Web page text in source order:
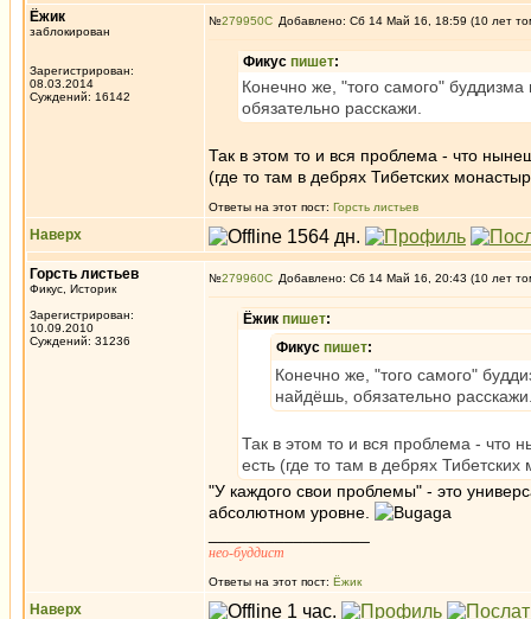
Ёжик
заблокирован
Зарегистрирован:
08.03.2014
Суждений: 16142
№279950 Добавлено: Сб 14 Май 16, 18:59 (10 лет
Фикус пишет:
Конечно же, "того самого"
обязательно расскажи.
Так в этом то и вся проблема - что
(где то там в дебрях Тибетских
Ответы на этот пост: Горсть листьев
Наверх
Горсть листьев
Фикус, Историк
Зарегистрирован:
10.09.2010
Суждений: 31236
№279960 Добавлено: Сб 14 Май 16, 20:43 (10 лет
Ёжик пишет:
Фикус пишет:
Конечно же, "того самого"
найдёшь, обязательно
Так в этом то и вся проблема - что
есть (где то там в дебрях
"У каждого свои проблемы" - это
абсолютном уровне.
нео-буддист
Ответы на этот пост: Ёжик
Наверх